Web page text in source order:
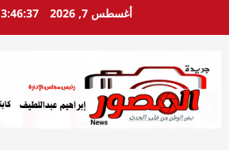
أغسطس 7, 2026 3:46:39 AM